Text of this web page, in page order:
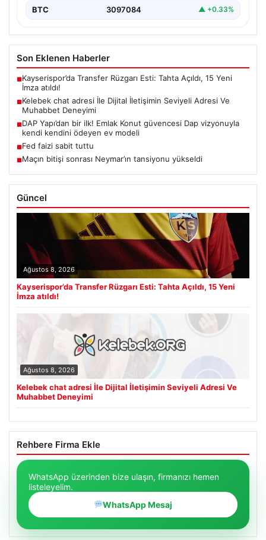
BTC 3097084 ▲ +0.33%
Son Eklenen Haberler
■Kayserispor’da Transfer Rüzgarı Esti: Tahta Açıldı, 15 Yeni
İmza atıldı!
■Kelebek chat adresi İle Dijital İletişimin Seviyeli Adresi Ve
Muhabbet Deneyimi
■DAP Yapı’dan bir ilk! Emlak Konut güvencesi Dap vizyonuyla
kendi kendini ödeyen ev modeli
■Fed faizi sabit tuttu
■Maçın bitişi sonrası Neymar’ın tansiyonu yükseldi
Güncel
Ağustos 8, 2026
Kayserispor’da Transfer Rüzgarı Esti: Tahta Açıldı, 15 Yeni
İmza atıldı!
Ağustos 8, 2026
Kelebek chat adresi İle Dijital İletişimin Seviyeli Adresi Ve
Muhabbet Deneyimi
Rehbere Firma Ekle
WhatsApp üzerinden bize ulaşın, firmanızı hemen
listeleyelim.
WhatsApp Mesaj